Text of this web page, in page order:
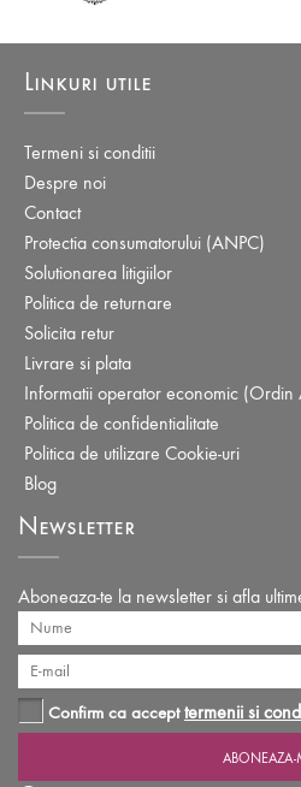
Linkuri utile
Termeni si conditii
Despre noi
Contact
Protectia consumatorului (ANPC)
Solutionarea litigiilor
Politica de returnare
Solicita retur
Livrare si plata
Informatii operator economic
Politica de confidentialitate
Politica de utilizare Cookie-uri
Blog
Newsletter
Aboneaza-te la newsletter si afla
Confirm ca accepttermenii si